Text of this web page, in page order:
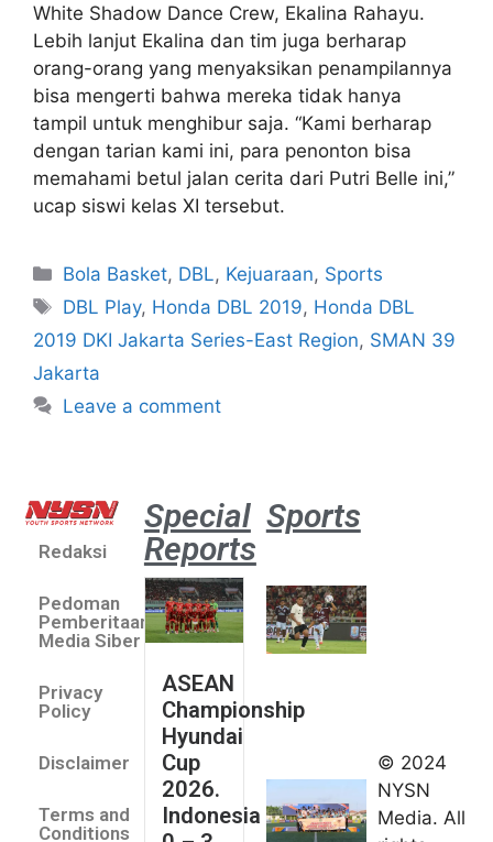
White Shadow Dance Crew, Ekalina Rahayu.
Lebih lanjut Ekalina dan tim juga berharap
orang-orang yang menyaksikan penampilannya
bisa mengerti bahwa mereka tidak hanya
tampil untuk menghibur saja. “Kami berharap
dengan tarian kami ini, para penonton bisa
memahami betul jalan cerita dari Putri Belle ini,”
ucap siswi kelas XI tersebut.
Bola Basket, DBL, Kejuaraan, Sports
DBL Play, Honda DBL 2019, Honda DBL
2019 DKI Jakarta Series-East Region, SMAN 39
Jakarta
Leave a comment
Redaksi
Pedoman
Pemberitaan
Media Siber
Privacy
Policy
Disclaimer
Terms and
Conditions
Special
Reports
ASEAN
Championship
Hyundai
Cup
2026.
Indonesia
Sports
umum
Kejurnas
Panahan
© 2024
NYSN
Media. All